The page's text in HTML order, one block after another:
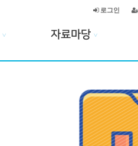
로그인
∨ 자료마당 ∨